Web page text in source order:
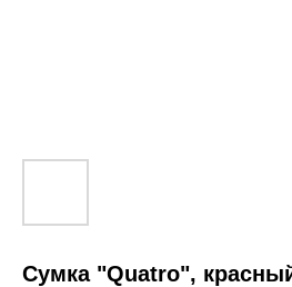
Сумка "Quatro",